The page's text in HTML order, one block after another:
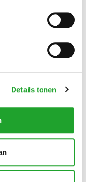
Details tonen
Via de knop
OLYMPAS